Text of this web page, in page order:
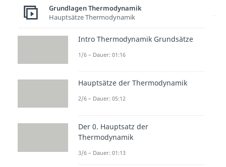
Entdecke hier deine Chancen.
Grundlagen
Thermodynamik
Kreisprozesse: Beispiele
Grundlagen Thermodynamik
Hauptsätze Thermodynamik
Intro Thermodynamik Grundsätze
1/6 – Dauer: 01:16
Hauptsätze der Thermodynamik
2/6 – Dauer: 05:12
Der 0. Hauptsatz der
Thermodynamik
3/6 – Dauer: 01:13